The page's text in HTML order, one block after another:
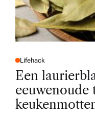
P
O
T
E
D
N
Lifehack
Een
eeuwenoude